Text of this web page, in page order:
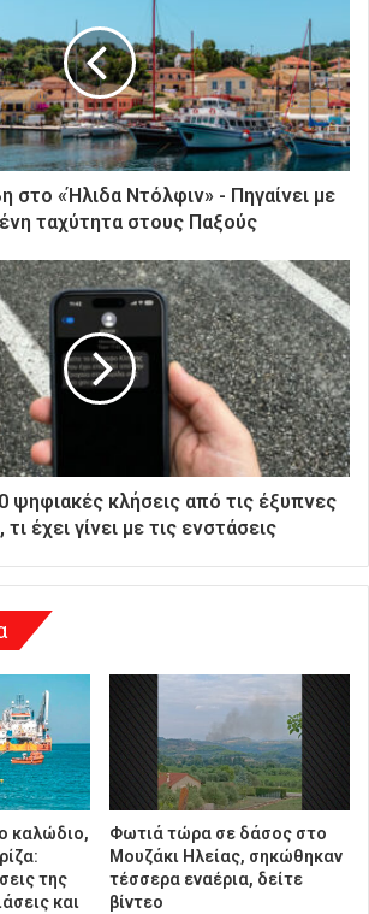
στο «Ήλιδα Ντόλφιν» - Πηγαίνει με
ταχύτητα στους Παξούς
ψηφιακές κλήσεις από τις έξυπνες
έχει γίνει με τις ενστάσεις
καλώδιο,
της
και
Φωτιά τώρα σε δάσος στο
Μουζάκι Ηλείας, σηκώθηκαν
τέσσερα εναέρια, δείτε
βίντεο